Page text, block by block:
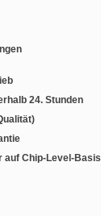
24. Stunden
auf Chip-Level-Basis